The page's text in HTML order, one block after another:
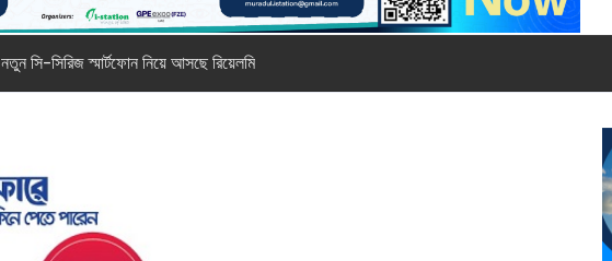
নতুন সি-সিরিজ স্মার্টফোন নিয়ে আসছে রিয়েলমি